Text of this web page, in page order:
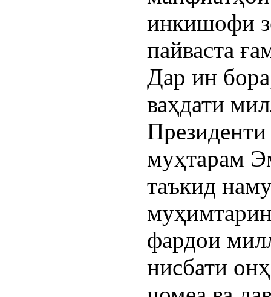
инкишофи
пайваста
Дар ин
ваҳдати
муҳтарам
таъкид
фардои
нисбати